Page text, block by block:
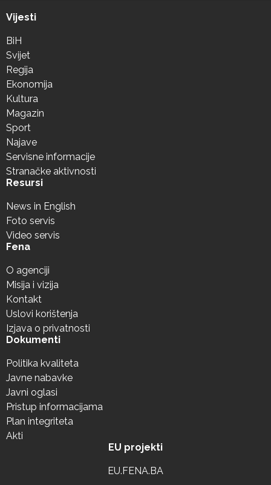
Vijesti
BiH
Svijet
Regija
Ekonomija
Kultura
Magazin
Sport
Najave
Servisne informacije
Stranačke aktivnosti
Resursi
News in English
Foto servis
Video servis
Fena
O agenciji
Misija i vizija
Kontakt
Uslovi korištenja
Izjava o privatnosti
Dokumenti
Politika kvaliteta
Javne nabavke
Javni oglasi
Pristup informacijama
Plan integriteta
Akti
EU projekti
EU.FENA.BA